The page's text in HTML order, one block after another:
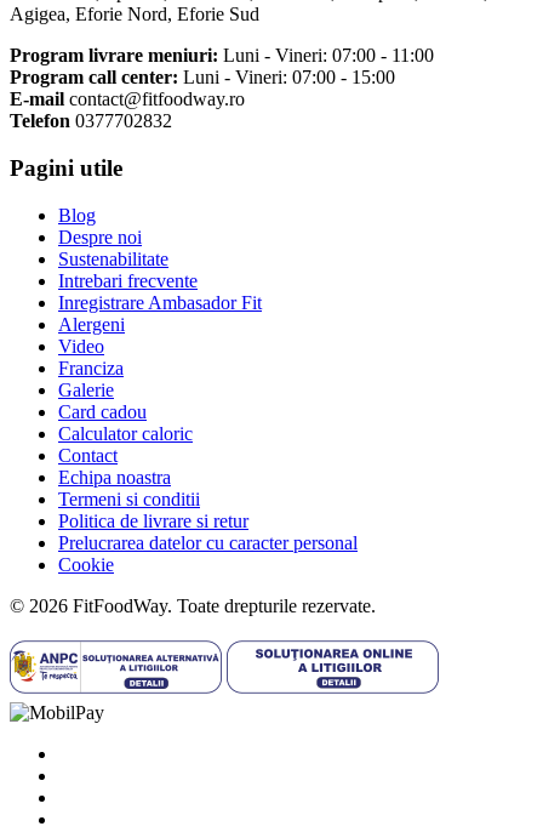
Agigea, Eforie Nord, Eforie Sud
Program livrare meniuri: Luni - Vineri: 07:00 - 11:00
Program call center: Luni - Vineri: 07:00 - 15:00
E-mail contact@fitfoodway.ro
Telefon 0377702832
Pagini utile
Blog
Despre noi
Sustenabilitate
Intrebari frecvente
Inregistrare Ambasador Fit
Alergeni
Video
Franciza
Galerie
Card cadou
Calculator caloric
Contact
Echipa noastra
Termeni si conditii
Politica de livrare si retur
Prelucrarea datelor cu caracter personal
Cookie
© 2026 FitFoodWay. Toate drepturile rezervate.